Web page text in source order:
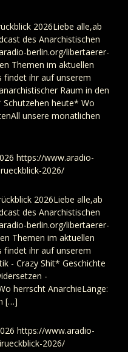
2026Liebe alle,ab
des Anarchistischen
berlin.org/libertaerer-
Themen im aktuellen
findet ihr auf unserem
Raum in den
heute* Wo
unsere monatlichen
https://www.aradio-
2026/
2026Liebe alle,ab
des Anarchistischen
berlin.org/libertaerer-
Themen im aktuellen
findet ihr auf unserem
- Crazy Shit* Geschichte
-
herrscht AnarchieLänge:
[…]
https://www.aradio-
2026/